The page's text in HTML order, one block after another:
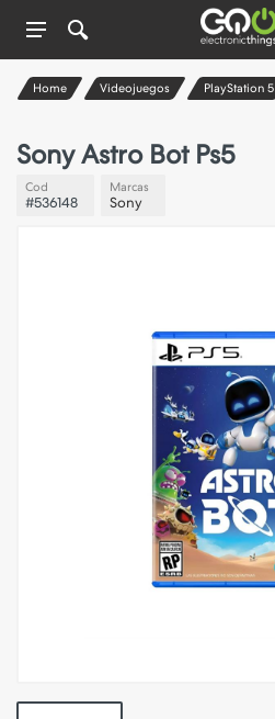
Home Videojuegos PlayStation 5
SonyAstro Bot Ps5
Cod
#536148
Marcas
Sony